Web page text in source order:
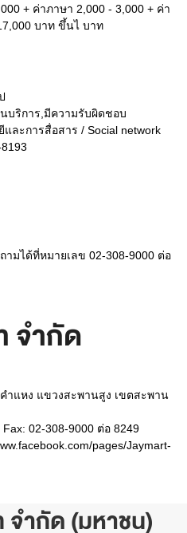
+ ค่าภาษา 2,000 - 3,000 + ค่า
บาท ขึ้นไ บาท
บริการ,มีความรับผิดชอบ
ละการสื่อสาร / Social network
มได้ที่หมายเลข 02-308-9000 ต่อ
จำกัด
ำแหง แขวงสะพานสูง เขตสะพาน
02-308-9000 ต่อ 8249
pages/Jaymart-
จำกัด (มหาชน)